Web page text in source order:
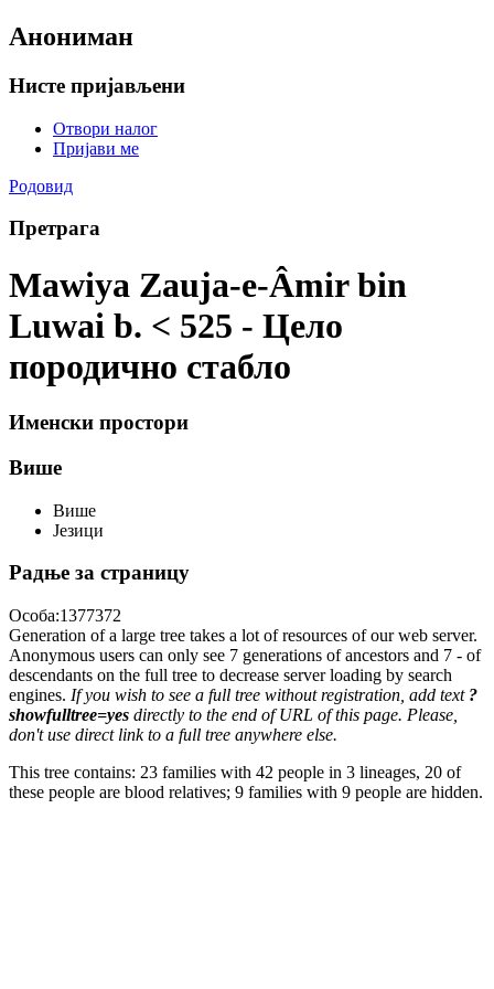
Анониман
Нисте пријављени
Отвори налог
Пријави ме
Родовид
Претрага
Mawiya Zauja-e-Âmir bin
Luwai b. < 525 - Цело
породично стабло
Именски простори
Више
Више
Језици
Радње за страницу
Особа:1377372
Generation of a large tree takes a lot of resources of our web server.
Anonymous users can only see 7 generations of ancestors and 7 - of
descendants on the full tree to decrease server loading by search
engines. If you wish to see a full tree without registration, add text ?
showfulltree=yes directly to the end of URL of this page. Please,
don't use direct link to a full tree anywhere else.
This tree contains: 23 families with 42 people in 3 lineages, 20 of
these people are blood relatives; 9 families with 9 people are hidden.